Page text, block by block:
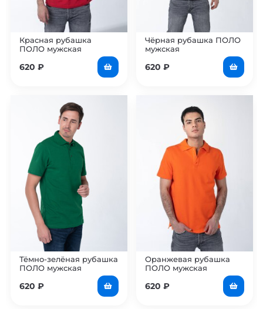
Красная рубашка
ПОЛО мужская
620 ₽
Чёрная рубашка ПОЛО
мужская
620 ₽
Тёмно-зелёная рубашка
ПОЛО мужская
620 ₽
Оранжевая рубашка
ПОЛО мужская
620 ₽